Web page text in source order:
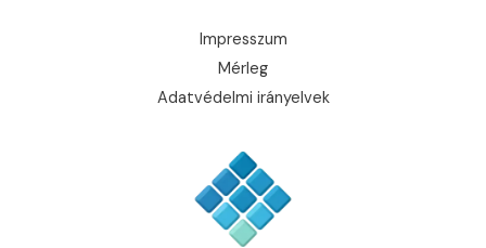
Impresszum
Mérleg
Adatvédelmi irányelvek